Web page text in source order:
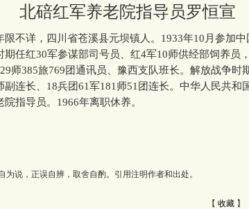
北碚红军养老院指导员罗恒宣
详，四川省苍溪县元坝镇人。1933年10月参加中
期任红30军参谋部司号员、红4军10师供经部饲养员
师385旅769团通讯员、豫西支队班长。解放战争时
副连长、18兵团61军181师51团连长。中华人民共和
指导员。1966年离职休养。
为说，正误自辨，取舍自酌。引用注明作者和出处。
【 收藏 】